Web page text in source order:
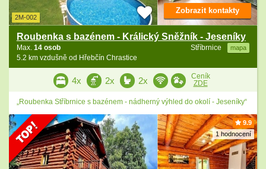
2M-002
Roubenka s bazénem - Králický Sněžník - Jeseníky
Stříbrnice mapa
Max. 14 osob
5.2 km vzdušně od Hřebčín Chrastice
Zobrazit kontakty
4x 2x 2x
Ceník
ZDE
„Roubenka Stříbrnice s bazénem - nádherný výhled do okolí - Jeseníky“
9.9
1 hodnocení